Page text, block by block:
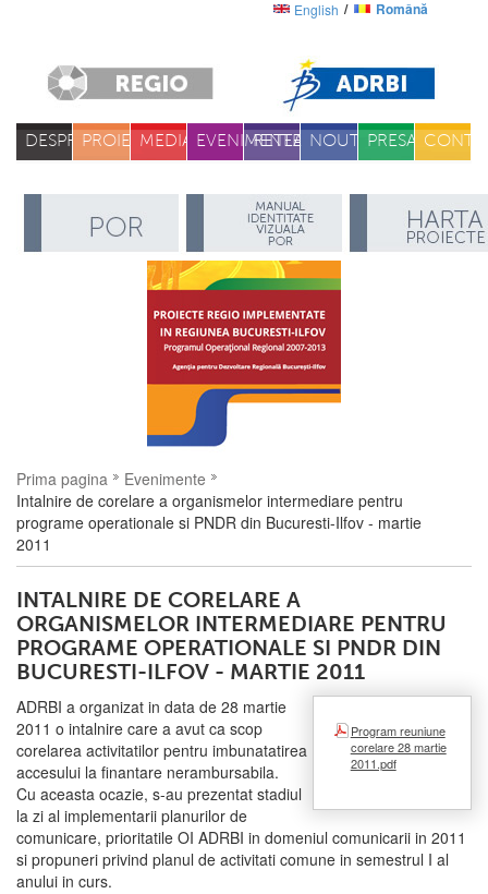
English Română
DESPREPROIECTEMEDIA EVENIMENTE
RETEA NOUTATIPRESA
Prima pagina
Evenimente
Intalnire de corelare a organismelor intermediare pentru
programe operationale si PNDR din Bucuresti-Ilfov - martie
2011
INTALNIRE DE CORELARE A
ORGANISMELOR INTERMEDIARE PENTRU
PROGRAME OPERATIONALE SI PNDR DIN
BUCURESTI-ILFOV - MARTIE 2011
Program reuniune
corelare 28 martie
2011.pdf
ADRBI a organizat in data de 28 martie
2011 o intalnire care a avut ca scop
corelarea activitatilor pentru imbunatatirea
accesului la finantare nerambursabila.
Cu aceasta ocazie, s-au prezentat stadiul
la zi al implementarii planurilor de
comunicare, prioritatile OI ADRBI in domeniul comunicarii in 2011
si propuneri privind planul de activitati comune in semestrul I al
anului in curs.